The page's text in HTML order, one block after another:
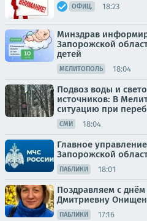
ОФИЦ. 18:23
Минздрав
Запорожской
детей
МЕЛИТОПОЛЬ 18:04
Подвоз воды и
источников: В
ситуацию при
СМИ 18:04
Главное
Запорожской
ПАБЛИКИ 18:01
Поздравляем с
Дмитриевну
ПАБЛИКИ 17:16